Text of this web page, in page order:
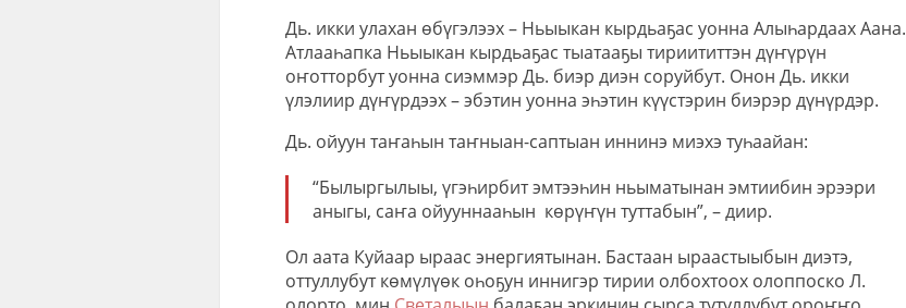
Дь. икки улахан өбүгэлээх – Ньыыкан кырдьаҕас уонна Алыһардаах Аана.
Атлааһапка Ньыыкан кырдьаҕас тыатааҕы тириититтэн дүҥүрүн
оҥотторбут уонна сиэммэр Дь. биэр диэн соруйбут. Онон Дь. икки
үлэлиир дүҥүрдээх – эбэтин уонна эһэтин күүстэрин биэрэр дүнүрдэр.
Дь. ойуун таҥаһын таҥныан-саптыан иннинэ миэхэ туһаайан:
“Былыргылыы, үгэһирбит эмтээһин ньыматынан эмтиибин эрээри
аныгы, саҥа ойууннааһын көрүҥүн туттабын”, – диир.
Ол аата Куйаар ыраас энергиятынан. Бастаан ыраастыыбын диэтэ,
оттуллубут көмүлүөк оһоҕун иннигэр тирии олбохтоох олоппоско Л.